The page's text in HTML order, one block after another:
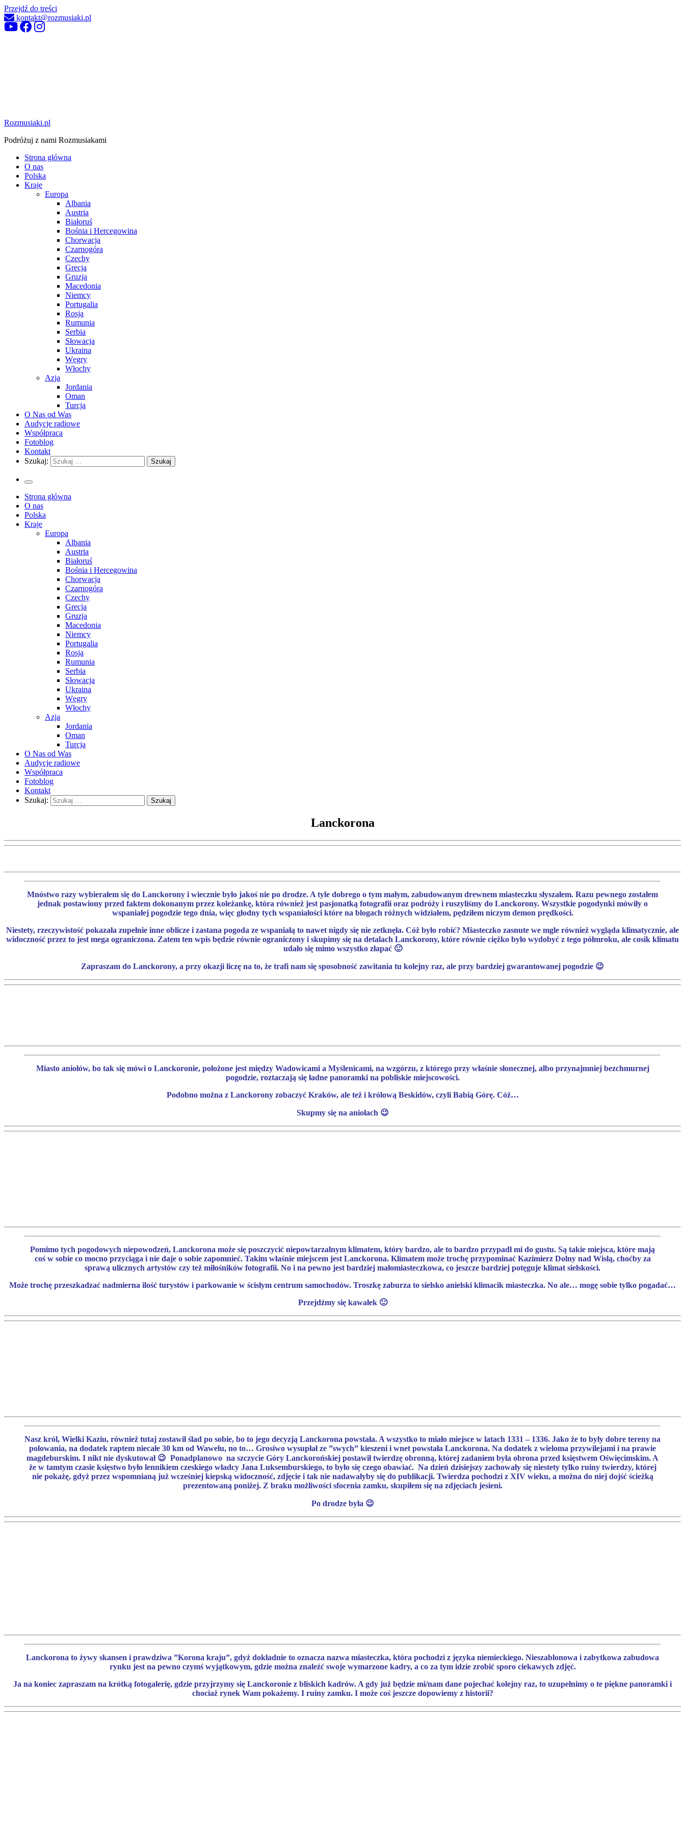
Przejdź do treści
kontakt@rozmusiaki.pl
Rozmusiaki.pl
Podróżuj z nami Rozmusiakami
Strona główna
O nas
Polska
Kraje
Europa
Albania
Austria
Białoruś
Bośnia i Hercegowina
Chorwacja
Czarnogóra
Czechy
Grecja
Gruzja
Macedonia
Niemcy
Portugalia
Rosja
Rumunia
Serbia
Słowacja
Ukraina
Węgry
Włochy
Azja
Jordania
Oman
Turcja
O Nas od Was
Audycje radiowe
Współpraca
Fotoblog
Kontakt
Szukaj:
Strona główna
O nas
Polska
Kraje
Europa
Albania
Austria
Białoruś
Bośnia i Hercegowina
Chorwacja
Czarnogóra
Czechy
Grecja
Gruzja
Macedonia
Niemcy
Portugalia
Rosja
Rumunia
Serbia
Słowacja
Ukraina
Węgry
Włochy
Azja
Jordania
Oman
Turcja
O Nas od Was
Audycje radiowe
Współpraca
Fotoblog
Kontakt
Szukaj:
Lanckorona
Mnóstwo razy wybierałem się do Lanckorony i wiecznie było jakoś nie po drodze. A tyle dobrego o tym małym, zabudowanym drewnem miasteczku słyszałem. Razu pewnego zostałem
jednak postawiony przed faktem dokonanym przez koleżankę, która również jest pasjonatką fotografii oraz podróży i ruszyliśmy do Lanckorony. Wszystkie pogodynki mówiły o
wspaniałej pogodzie tego dnia, więc głodny tych wspaniałości które na blogach różnych widziałem, pędziłem niczym demon prędkości.
Niestety, rzeczywistość pokazała zupełnie inne oblicze i zastana pogoda ze wspaniałą to nawet nigdy się nie zetknęła. Cóż było robić? Miasteczko zasnute we mgle również wygląda klimatycznie, ale
widoczność przez to jest mega ograniczona. Zatem ten wpis będzie równie ograniczony i skupimy się na detalach Lanckorony, które równie ciężko było wydobyć z tego półmroku, ale cosik klimatu
udało się mimo wszystko złapać 🙂
Zapraszam do Lanckorony, a przy okazji liczę na to, że trafi nam się sposobność zawitania tu kolejny raz, ale przy bardziej gwarantowanej pogodzie 😉
Miasto aniołów, bo tak się mówi o Lanckoronie, położone jest między Wadowicami a Myślenicami, na wzgórzu, z którego przy właśnie słonecznej, albo przynajmniej bezchmurnej
pogodzie, roztaczają się ładne panoramki na pobliskie miejscowości.
Podobno można z Lanckorony zobaczyć Kraków, ale też i królową Beskidów, czyli Babią Górę. Cóż…
Skupmy się na aniołach 😉
Pomimo tych pogodowych niepowodzeń, Lanckorona może się poszczycić niepowtarzalnym klimatem, który bardzo, ale to bardzo przypadł mi do gustu. Są takie miejsca, które mają
coś w sobie co mocno przyciąga i nie daje o sobie zapomnieć. Takim właśnie miejscem jest Lanckorona. Klimatem może trochę przypominać Kazimierz Dolny nad Wisłą, choćby za
sprawą ulicznych artystów czy też miłośników fotografii. No i na pewno jest bardziej małomiasteczkowa, co jeszcze bardziej potęguje klimat sielskości.
Może trochę przeszkadzać nadmierna ilość turystów i parkowanie w ścisłym centrum samochodów. Troszkę zaburza to sielsko anielski klimacik miasteczka. No ale… mogę sobie tylko pogadać…
Przejdźmy się kawałek 🙂
Nasz król, Wielki Kaziu, również tutaj zostawił ślad po sobie, bo to jego decyzją Lanckorona powstała. A wszystko to miało miejsce w latach 1331 – 1336. Jako że to były dobre tereny na
polowania, na dodatek raptem niecałe 30 km od Wawelu, no to… Grosiwo wysupłał ze ”swych” kieszeni i wnet powstała Lanckorona. Na dodatek z wieloma przywilejami i na prawie
magdeburskim. I nikt nie dyskutował 😉 Ponadplanowo na szczycie Góry Lanckorońskiej postawił twierdzę obronną, której zadaniem była obrona przed księstwem Oświęcimskim. A
że w tamtym czasie księstwo było lennikiem czeskiego władcy Jana Luksemburskiego, to było się czego obawiać. Na dzień dzisiejszy zachowały się niestety tylko ruiny twierdzy, której
nie pokażę, gdyż przez wspomnianą już wcześniej kiepską widoczność, zdjęcie i tak nie nadawałyby się do publikacji. Twierdza pochodzi z XIV wieku, a można do niej dojść ścieżką
prezentowaną poniżej. Z braku możliwości sfocenia zamku, skupiłem się na zdjęciach jesieni.
Po drodze była 😉
Lanckorona to żywy skansen i prawdziwa ”Korona kraju”, gdyż dokładnie to oznacza nazwa miasteczka, która pochodzi z języka niemieckiego. Nieszablonowa i zabytkowa zabudowa
rynku jest na pewno czymś wyjątkowym, gdzie można znaleźć swoje wymarzone kadry, a co za tym idzie zrobić sporo ciekawych zdjęć.
Ja na koniec zapraszam na krótką fotogalerię, gdzie przyjrzymy się Lanckoronie z bliskich kadrów. A gdy już będzie mi/nam dane pojechać kolejny raz, to uzupełnimy o te piękne panoramki i
chociaż rynek Wam pokażemy. I ruiny zamku. I może coś jeszcze dopowiemy z historii?